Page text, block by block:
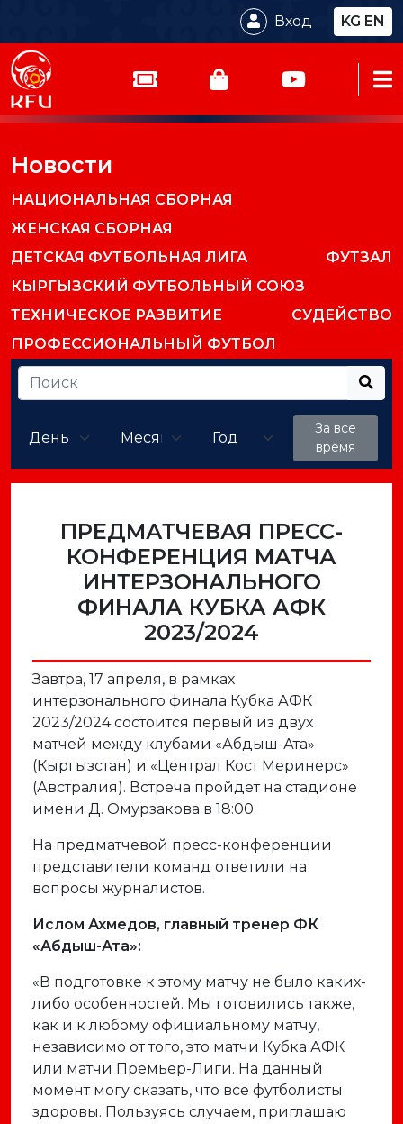
Вход KG EN
Новости
НАЦИОНАЛЬНАЯ СБОРНАЯ
ЖЕНСКАЯ СБОРНАЯ
ДЕТСКАЯ ФУТБОЛЬНАЯ ЛИГА
ФУТЗАЛ
КЫРГЫЗСКИЙ ФУТБОЛЬНЫЙ СОЮЗ
ТЕХНИЧЕСКОЕ РАЗВИТИЕ
СУДЕЙСТВО
ПРОФЕССИОНАЛЬНЫЙ ФУТБОЛ
За все
время
ПРЕДМАТЧЕВАЯ ПРЕСС-
КОНФЕРЕНЦИЯ МАТЧА
ИНТЕРЗОНАЛЬНОГО
ФИНАЛА КУБКА АФК
2023/2024
Завтра, 17 апреля, в рамках
интерзонального финала Кубка АФК
2023/2024 состоится первый из двух
матчей между клубами «Абдыш-Ата»
(Кыргызстан) и «Централ Кост Меринерс»
(Австралия). Встреча пройдет на стадионе
имени Д. Омурзакова в 18:00.
На предматчевой пресс-конференции
представители команд ответили на
вопросы журналистов.
Ислом Ахмедов, главный тренер ФК
«Абдыш-Ата»:
«В подготовке к этому матчу не было каких-
либо особенностей. Мы готовились также,
как и к любому официальному матчу,
независимо от того, это матчи Кубка АФК
или матчи Премьер-Лиги. На данный
момент могу сказать, что все футболисты
здоровы. Пользуясь случаем, приглашаю